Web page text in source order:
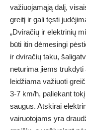
važiuojamąją dalį,
greitį ir gali tęsti
„Dviračių ir elektrinių
būti itin dėmesingi
ir dviračių taku,
neturima jiems
leidžiama važiuoti
3-7 km/h, paliekant
saugus. Atskirai
vairuotojams yra